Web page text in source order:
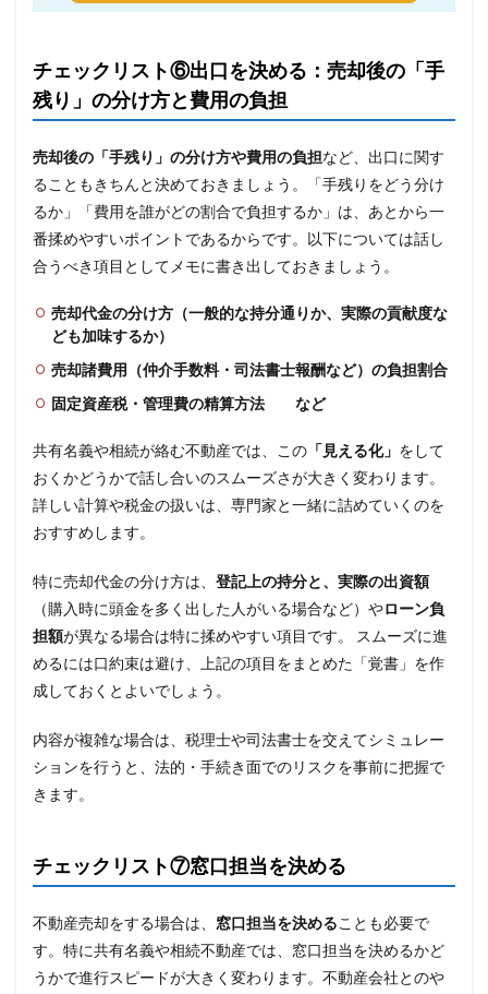
チェックリスト⑥出口を決める：売却後の「手
残り」の分け方と費用の負担
売却後の「手残り」の分け方や費用の負担など、出口に関す
ることもきちんと決めておきましょう。「手残りをどう分け
るか」「費用を誰がどの割合で負担するか」は、あとから一
番揉めやすいポイントであるからです。以下については話し
合うべき項目としてメモに書き出しておきましょう。
売却代金の分け方（一般的な持分通りか、実際の貢献度な
ども加味するか）
売却諸費用（仲介手数料・司法書士報酬など）の負担割合
固定資産税・管理費の精算方法 など
共有名義や相続が絡む不動産では、この 「見える化」 をして
おくかどうかで話し合いのスムーズさが大きく変わります。
詳しい計算や税金の扱いは、専門家と一緒に詰めていくのを
おすすめします。
特に売却代金の分け方は、 登記上の持分と、実際の出資額
（購入時に頭金を多く出した人がいる場合など）やローン負
担額が異なる場合は特に揉めやすい項目です。 スムーズに進
めるには口約束は避け、上記の項目をまとめた「覚書」を作
成しておくとよいでしょう。
内容が複雑な場合は、税理士や司法書士を交えてシミュレー
ションを行うと、法的・手続き面でのリスクを事前に把握で
きます。
チェックリスト⑦窓口担当を決める
不動産売却をする場合は、 窓口担当を決めることも必要で
す。特に共有名義や相続不動産では、窓口担当を決めるかど
うかで進行スピードが大きく変わります。不動産会社とのや